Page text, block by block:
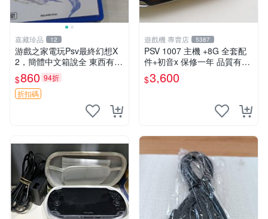
嘉藏珍品 12
游戲之家電玩Psv最終幻想X
2，簡體中文箱說全 東西有現
貨 可以發手物品 無質量問題
售不退不換
$860 94折
折扣碼
遊戲機 專賣店 5387
PSV 1007 主機 +8G 全套配
件+初音x 保修一年 品質有保
障
$3,600